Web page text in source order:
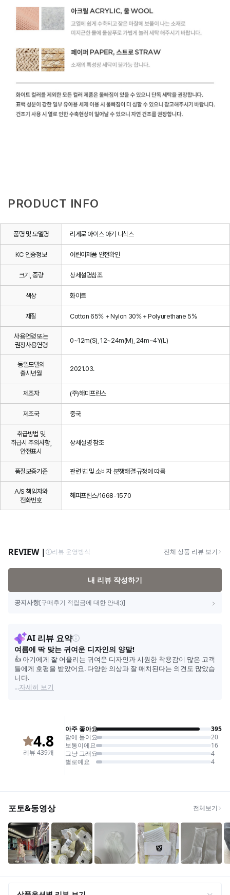
PRODUCT INFO
품명 및 모델명 리게로 아이스 아기 니삭스
KC 인증정보 어린이제품 안전확인
크기, 중량 상세설명참조
색상 화이트
재질 Cotton 65% + Nylon 30% + Polyurethane 5%
사용연령 또는
권장사용연령
0~12m(S), 12~24m(M), 24m~4Y(L)
동일모델의
출시년월
2021.03.
제조자 (주)해피프린스
제조국 중국
취급방법 및
취급시 주의사항,
안전표시
상세설명 참조
품질보증기준 관련 법 및 소비자 분쟁해결 규정에 따름
A/S 책임자와
전화번호
해피프린스/1668-1570